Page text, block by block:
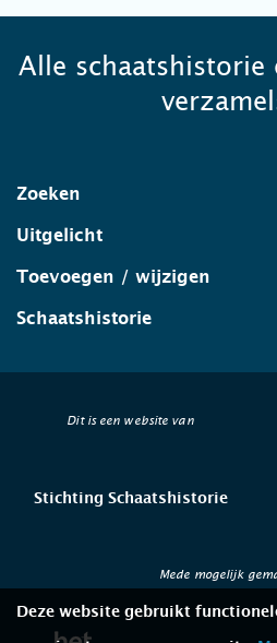
Alle schaatshistorie
Zoeken
Uitgelicht
Toevoegen / wijzigen
Schaatshistorie
Dit is een website van
Stichting Schaatshistorie
Mede mogelijk
Deze website gebruikt